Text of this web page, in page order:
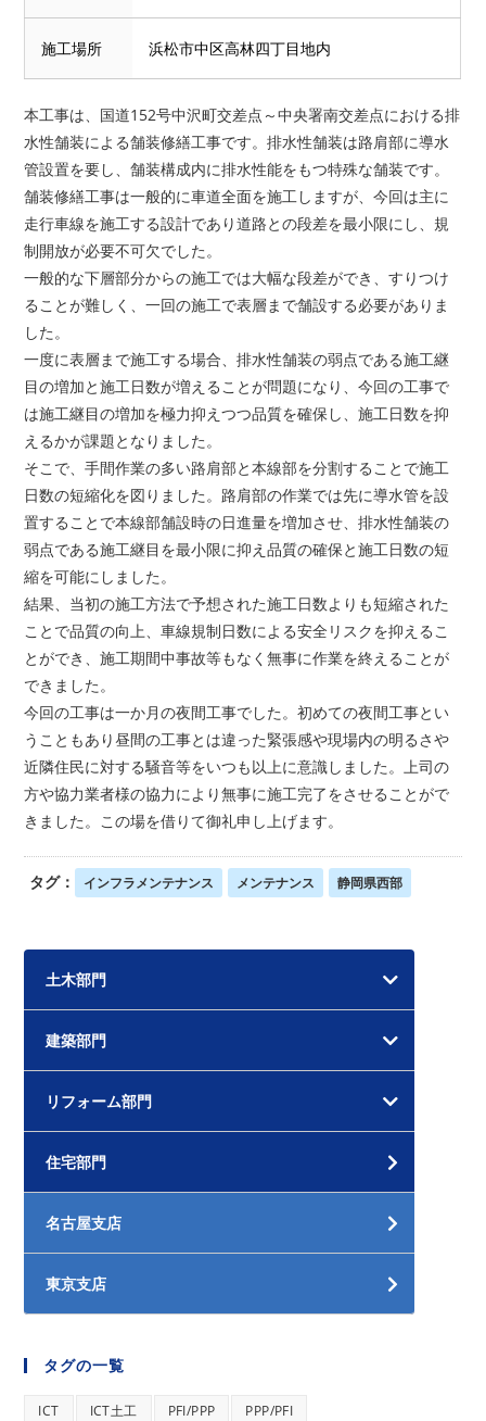
施工場所 浜松市中区高林四丁目地内
本工事は、国道152号中沢町交差点～中央署南交差点における排
水性舗装による舗装修繕工事です。排水性舗装は路肩部に導水
管設置を要し、舗装構成内に排水性能をもつ特殊な舗装です。
舗装修繕工事は一般的に車道全面を施工しますが、今回は主に
走行車線を施工する設計であり道路との段差を最小限にし、規
制開放が必要不可欠でした。
一般的な下層部分からの施工では大幅な段差ができ、すりつけ
ることが難しく、一回の施工で表層まで舗設する必要がありま
した。
一度に表層まで施工する場合、排水性舗装の弱点である施工継
目の増加と施工日数が増えることが問題になり、今回の工事で
は施工継目の増加を極力抑えつつ品質を確保し、施工日数を抑
えるかが課題となりました。
そこで、手間作業の多い路肩部と本線部を分割することで施工
日数の短縮化を図りました。路肩部の作業では先に導水管を設
置することで本線部舗設時の日進量を増加させ、排水性舗装の
弱点である施工継目を最小限に抑え品質の確保と施工日数の短
縮を可能にしました。
結果、当初の施工方法で予想された施工日数よりも短縮された
ことで品質の向上、車線規制日数による安全リスクを抑えるこ
とができ、施工期間中事故等もなく無事に作業を終えることが
できました。
今回の工事は一か月の夜間工事でした。初めての夜間工事とい
うこともあり昼間の工事とは違った緊張感や現場内の明るさや
近隣住民に対する騒音等をいつも以上に意識しました。上司の
方や協力業者様の協力により無事に施工完了をさせることがで
きました。この場を借りて御礼申し上げます。
タグ： インフラメンテナンス メンテナンス 静岡県西部
土木部門
建築部門
リフォーム部門
住宅部門
名古屋支店
東京支店
タグの一覧
ICT ICT土工 PFI/PPP PPP/PFI